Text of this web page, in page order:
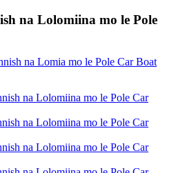
na Lolomiina mo le Pole